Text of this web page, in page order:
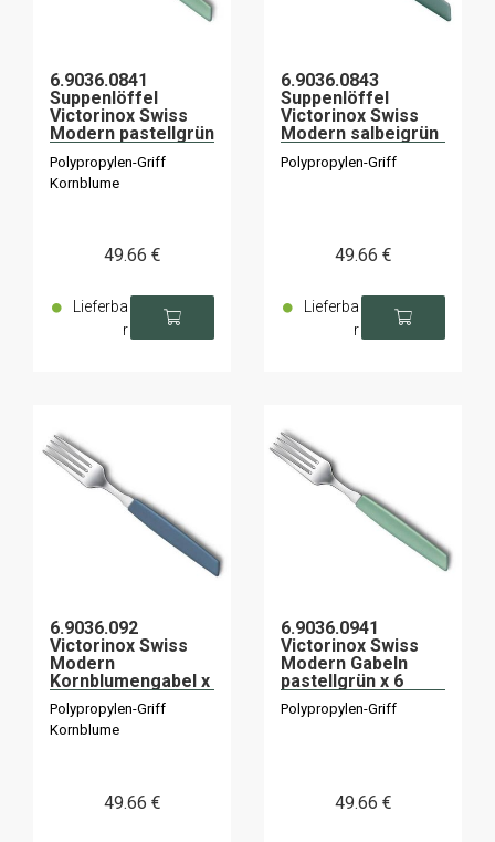
6.9036.0841
Suppenlöffel
Victorinox Swiss
Modern pastellgrün
x6
Polypropylen-Griff
Kornblume
49.66 €
Lieferba
r
6.9036.0843
Suppenlöffel
Victorinox Swiss
Modern salbeigrün
x6
Polypropylen-Griff
49.66 €
Lieferba
r
6.9036.092
Victorinox Swiss
Modern
Kornblumengabel x
Polypropylen-Griff
Kornblume
49.66 €
6.9036.0941
Victorinox Swiss
Modern Gabeln
pastellgrün x 6
Polypropylen-Griff
49.66 €